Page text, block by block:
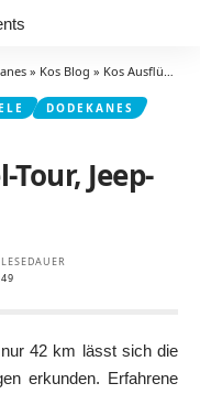
» Kos Blog » Kos Ausflüge: 3-Insel-Tour, Jeep-Safari & Co.
DODEKANES
Jeep-
42 km lässt sich die
erkunden. Erfahrene